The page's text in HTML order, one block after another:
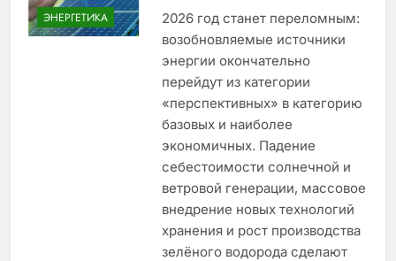
ЭНЕРГЕТИКА
2026 год станет переломным:
возобновляемые источники
энергии окончательно
перейдут из категории
«перспективных» в категорию
базовых и наиболее
экономичных. Падение
себестоимости солнечной и
ветровой генерации, массовое
внедрение новых технологий
хранения и рост производства
зелёного водорода сделают